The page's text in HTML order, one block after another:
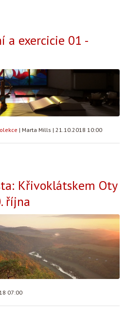
a exercicie 01 -
| Marta Mills | 21.10.2018 10:00
Křivoklátskem Oty
října
07:00